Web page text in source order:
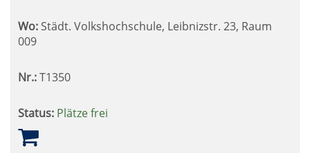
Wo: Städt. Volkshochschule, Leibnizstr. 23, Raum
009
Nr.:T1350
Status: Plätze frei